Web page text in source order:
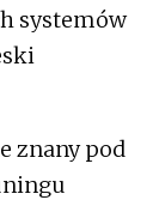
systemów
znany pod